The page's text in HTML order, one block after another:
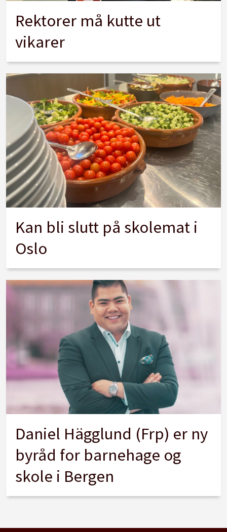
Rektorer må kutte ut
vikarer
Kan bli slutt på skolemat i
Oslo
Daniel Hägglund (Frp) er ny
byråd for barnehage og
skole i Bergen